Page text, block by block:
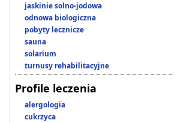
jaskinie solno-jodowa
odnowa biologiczna
pobyty lecznicze
sauna
solarium
turnusy rehabilitacyjne
Profile leczenia
alergologia
cukrzyca